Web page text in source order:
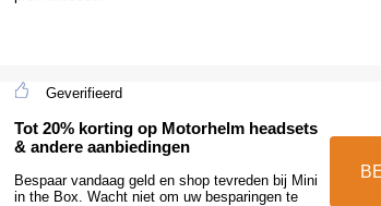
Geverifieerd
Tot 20% korting op Motorhelm headsets
& andere aanbiedingen
Bespaar vandaag geld en shop tevreden bij Mini
in the Box. Wacht niet om uw besparingen te